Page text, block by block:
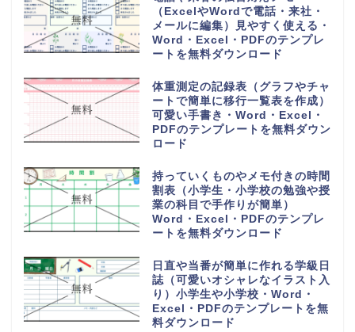
（ExcelやWordで電話・来社・
メールに編集）見やすく使える・
Word・Excel・PDFのテンプレ
ートを無料ダウンロード
体重測定の記録表（グラフやチャ
ートで簡単に移行一覧表を作成）
可愛い手書き・Word・Excel・
PDFのテンプレートを無料ダウン
ロード
持っていくものやメモ付きの時間
割表（小学生・小学校の勉強や授
業の科目で手作りが簡単）
Word・Excel・PDFのテンプレ
ートを無料ダウンロード
日直や当番が簡単に作れる学級日
誌（可愛いオシャレなイラスト入
り）小学生や小学校・Word・
Excel・PDFのテンプレートを無
料ダウンロード